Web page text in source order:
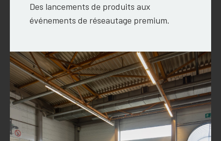
Des lancements de produits aux
événements de réseautage premium.